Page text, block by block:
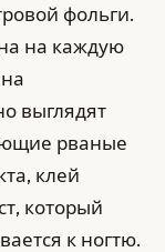
фольги.
на каждую
выглядят
рваные
клей
который
к ногтю.